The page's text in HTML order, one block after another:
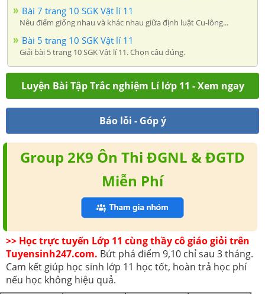
Bài 7 trang 10 SGK Vật lí 11
Nêu điểm giống nhau và khác nhau giữa định luật Cu-lông...
Bài 5 trang 10 SGK Vật lí 11
Giải bài 5 trang 10 SGK Vật lí 11. Chọn câu đúng.
Luyện Bài Tập Trắc nghiệm Lí lớp 11 - Xem ngay
Báo lỗi - Góp ý
Group 2K9 Ôn Thi ĐGNL & ĐGTD
Miễn Phí
>> Học trực tuyến Lớp 11 cùng thầy cô giáo giỏi trên
Tuyensinh247.com. Bứt phá điểm 9,10 chỉ sau 3 tháng.
Cam kết giúp học sinh lớp 11 học tốt, hoàn trả học phí
nếu học không hiệu quả.